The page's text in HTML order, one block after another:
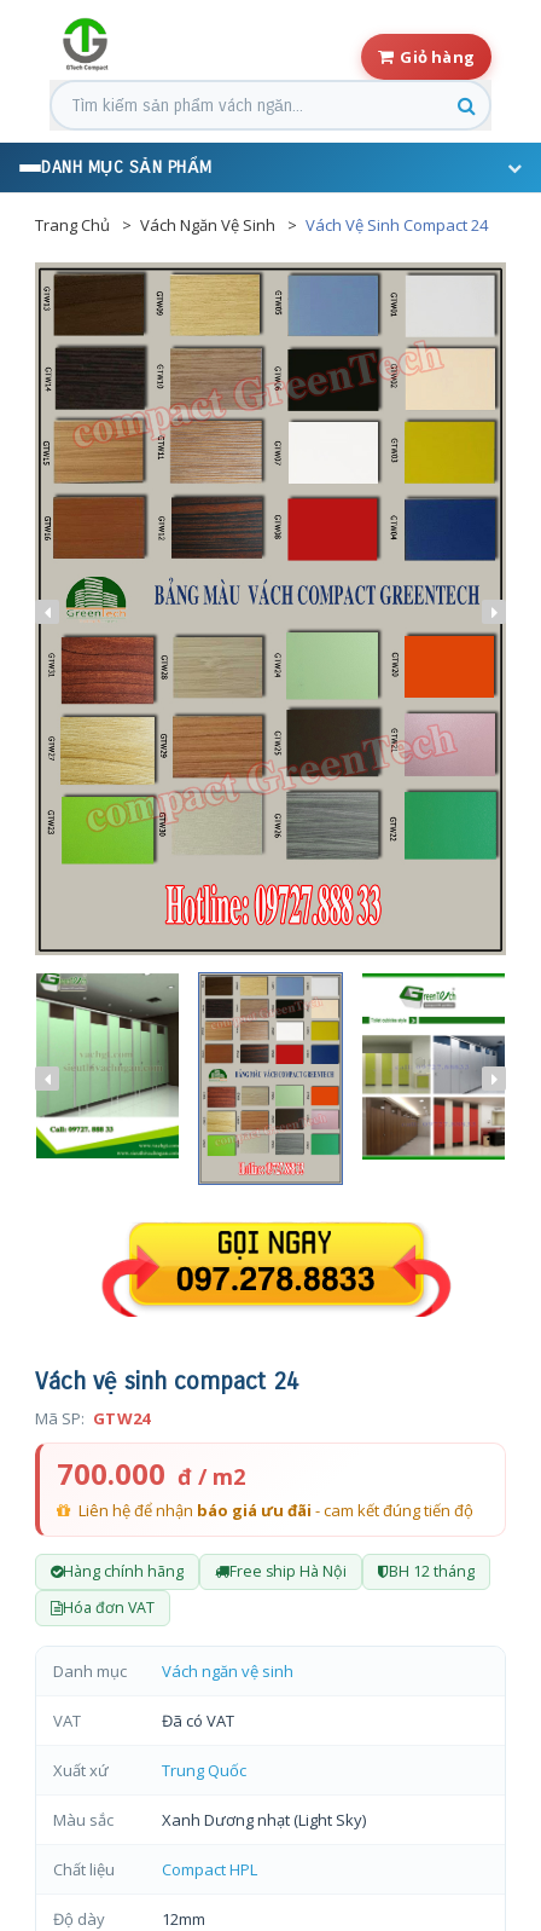
Giỏ hàng
Tìm kiếm sản phẩm
DANH MỤC SẢN PHẨM
Trang Chủ Vách Ngăn Vệ Sinh Vách Vệ Sinh Compact 24
Vách vệ sinh compact 24
Mã SP: GTW24
700.000 đ / m2
Liên hệ để nhận báo giá ưu đãi - cam kết đúng tiến độ
Hàng chính hãng Free ship Hà Nội
BH 12 tháng
Hóa đơn VAT
Danh mục Vách ngăn vệ sinh
VAT Đã có VAT
Xuất xứ Trung Quốc
Màu sắc Xanh Dương nhạt (Light Sky)
Chất liệu Compact HPL
Độ dày 12mm